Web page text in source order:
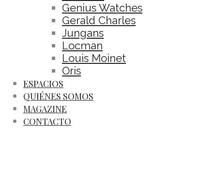
Genius Watches
Gerald Charles
Jungans
Locman
Louis Moinet
Oris
ESPACIOS
QUIÉNES SOMOS
MAGAZINE
CONTACTO